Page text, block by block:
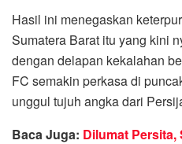
Hasil ini menegaskan
Sumatera Barat itu yang kini
dengan delapan kekalahan
FC semakin perkasa di
unggul tujuh angka dari
Baca Juga: Dilumat Persita,